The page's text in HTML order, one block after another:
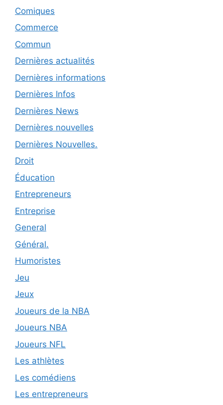
Comiques
Commerce
Commun
Dernières actualités
Dernières informations
Dernières Infos
Dernières News
Dernières nouvelles
Dernières Nouvelles.
Droit
Éducation
Entrepreneurs
Entreprise
General
Général.
Humoristes
Jeu
Jeux
Joueurs de la NBA
Joueurs NBA
Joueurs NFL
Les athlètes
Les comédiens
Les entrepreneurs